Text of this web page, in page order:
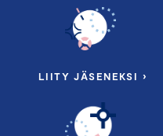
LIITY JÄSENEKSI ›